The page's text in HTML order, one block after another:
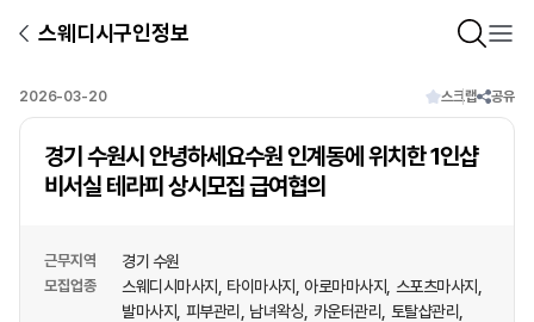
스웨디시구인정보
2026-03-20 스크랩 공유
경기 수원시 안녕하세요수원 인계동에 위치한 1인샵
비서실 테라피 상시모집 급여협의
근무지역 경기 수원
모집업종 스웨디시마사지 타이마사지 아로마마사지
스포츠마사지
발마사지
피부관리 남녀왁싱 카운터관리
토탈샵관리